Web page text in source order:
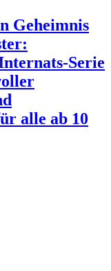
Geheimnis
Serie
alle ab 10